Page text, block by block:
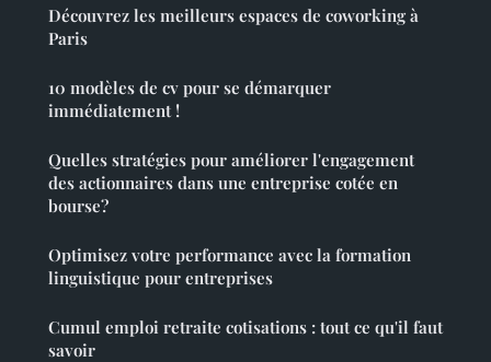
Découvrez les meilleurs espaces de coworking à
Paris
10 modèles de cv pour se démarquer
immédiatement !
Quelles stratégies pour améliorer l'engagement
des actionnaires dans une entreprise cotée en
bourse?
Optimisez votre performance avec la formation
linguistique pour entreprises
Cumul emploi retraite cotisations : tout ce qu'il faut
savoir